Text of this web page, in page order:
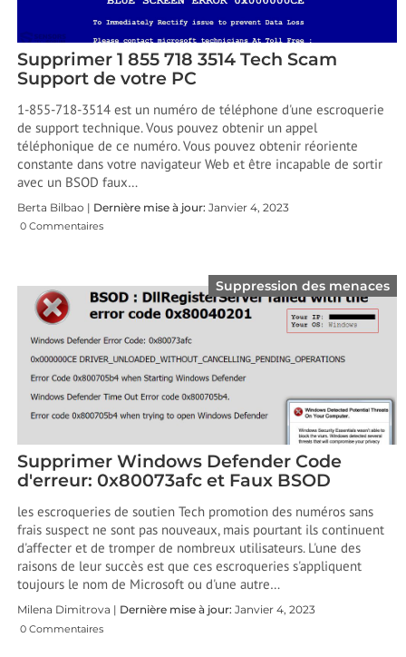
Supprimer 1 855 718 3514 Tech Scam
Support de votre PC
1-855-718-3514 est un numéro de téléphone d'une escroquerie
de support technique. Vous pouvez obtenir un appel
téléphonique de ce numéro. Vous pouvez obtenir réoriente
constante dans votre navigateur Web et être incapable de sortir
avec un BSOD faux…
Berta Bilbao | Dernière mise à jour: Janvier 4, 2023
0 Commentaires
Suppression des menaces
Supprimer Windows Defender Code
d'erreur: 0x80073afc et Faux BSOD
les escroqueries de soutien Tech promotion des numéros sans
frais suspect ne sont pas nouveaux, mais pourtant ils continuent
d'affecter et de tromper de nombreux utilisateurs. L'une des
raisons de leur succès est que ces escroqueries s'appliquent
toujours le nom de Microsoft ou d'une autre…
Milena Dimitrova | Dernière mise à jour: Janvier 4, 2023
0 Commentaires